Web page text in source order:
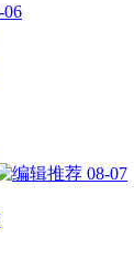
06
08-07